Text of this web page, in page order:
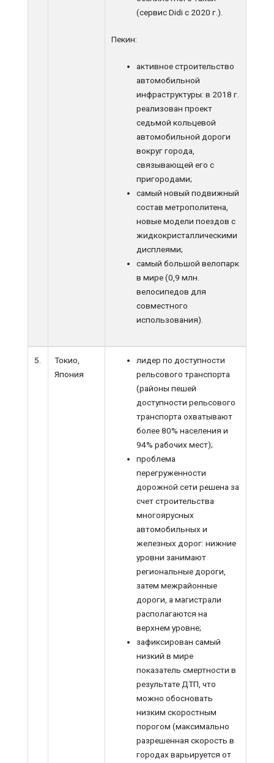
(сервис Didi c 2020 г.).
Пекин:
активное строительство
автомобильной
инфраструктуры: в 2018 г.
реализован проект
седьмой кольцевой
автомобильной дороги
вокруг города,
связывающей его с
пригородами;
самый новый подвижный
состав метрополитена,
новые модели поездов с
жидкокристаллическими
дисплеями;
самый большой велопарк
в мире (0,9 млн.
велосипедов для
совместного
использования).
5.
Токио,
Япония
лидер по доступности
рельсового транспорта
(районы пешей
доступности рельсового
транспорта охватывают
более 80% населения и
94% рабочих мест);
проблема
перегруженности
дорожной сети решена за
счет строительства
многоярусных
автомобильных и
железных дорог: нижние
уровни занимают
региональные дороги,
затем межрайонные
дороги, а магистрали
располагаются на
верхнем уровне;
зафиксирован самый
низкий в мире
показатель смертности в
результате ДТП, что
можно обосновать
низким скоростным
порогом (максимально
разрешенная скорость в
городах варьируется от